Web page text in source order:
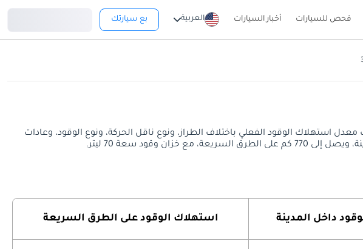
فحص للسيارات أخبار السيارات العربية بع سيارتك
11 كم/ليتر على الطرق السريعة. قد يختلف معدل استهلاك الوقود الفعلي باختلاف الطراز، ونوع ناقل الحركة، ونوع الوقود، وعادات
داخل المدينة استهلاك الوقود على الطرق السريعة